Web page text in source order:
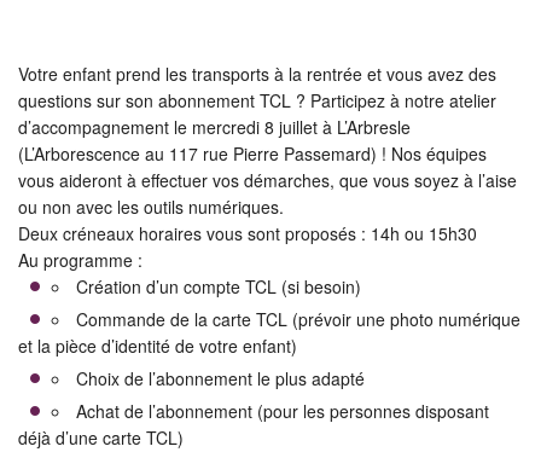
Votre enfant prend les transports à la rentrée et vous avez des
questions sur son abonnement TCL ? Participez à notre atelier
d’accompagnement le mercredi 8 juillet à L’Arbresle
(L’Arborescence au 117 rue Pierre Passemard) ! Nos équipes
vous aideront à effectuer vos démarches, que vous soyez à l’aise
ou non avec les outils numériques.
Deux créneaux horaires vous sont proposés : 14h ou 15h30
Au programme :
Création d’un compte TCL (si besoin)
Commande de la carte TCL (prévoir une photo numérique
et la pièce d’identité de votre enfant)
Choix de l’abonnement le plus adapté
Achat de l’abonnement (pour les personnes disposant
déjà d’une carte TCL)